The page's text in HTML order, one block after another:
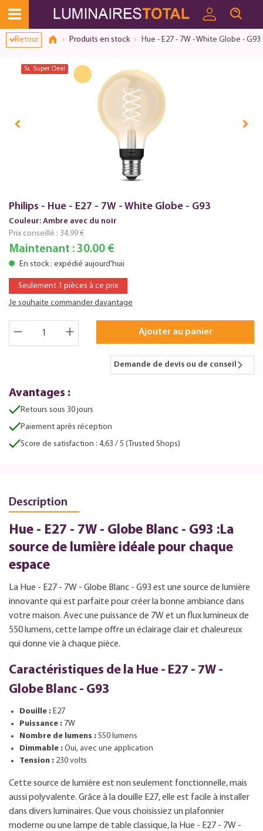
Retour Produits en stock Hue - E27 - 7W - White Globe - G93
Super Deal
Super Deal
Philips - Hue - E27 - 7W - White Globe - G93
Couleur: Ambre avec du noir
Prix conseillé : 34.99 €
Maintenant : 30.00 €
En stock : expédié aujourd'huii
Seulement 1 pièces à ce prix
Je souhaite commander davantage
Ajouter au panier
Demande de devis ou de conseil
Avantages :
Retours sous 30 jours
Paiement après réception
Score de satisfaction : 4,63 / 5 (Trusted Shops)
Description
Hue - E27 - 7W - Globe Blanc - G93 :La
source de lumière idéale pour chaque
espace
La Hue - E27 - 7W - Globe Blanc - G93 est une source de lumière
innovante qui est parfaite pour créer la bonne ambiance dans
votre maison. Avec une puissance de 7W et un flux lumineux de
550 lumens, cette lampe offre un éclairage clair et chaleureux
qui donne vie à chaque pièce.
Caractéristiques de la Hue - E27 - 7W -
Globe Blanc - G93
Douille : E27
Puissance : 7W
Nombre de lumens : 550 lumens
Dimmable : Oui, avec une application
Tension : 230 volts
Cette source de lumière est non seulement fonctionnelle, mais
aussi polyvalente. Grâce à la douille E27, elle est facile à installer
dans divers luminaires. Que vous choisissiez un plafonnier
moderne ou une lampe de table classique, la Hue - E27 - 7W -
Dialogue de consentement ouvert